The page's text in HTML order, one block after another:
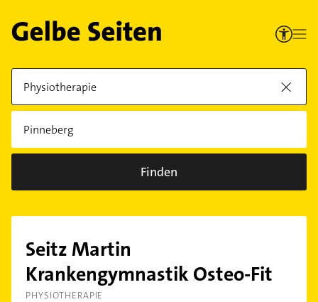
Finden
Seitz Martin
Krankengymnastik Osteo-Fit
PHYSIOTHERAPIE